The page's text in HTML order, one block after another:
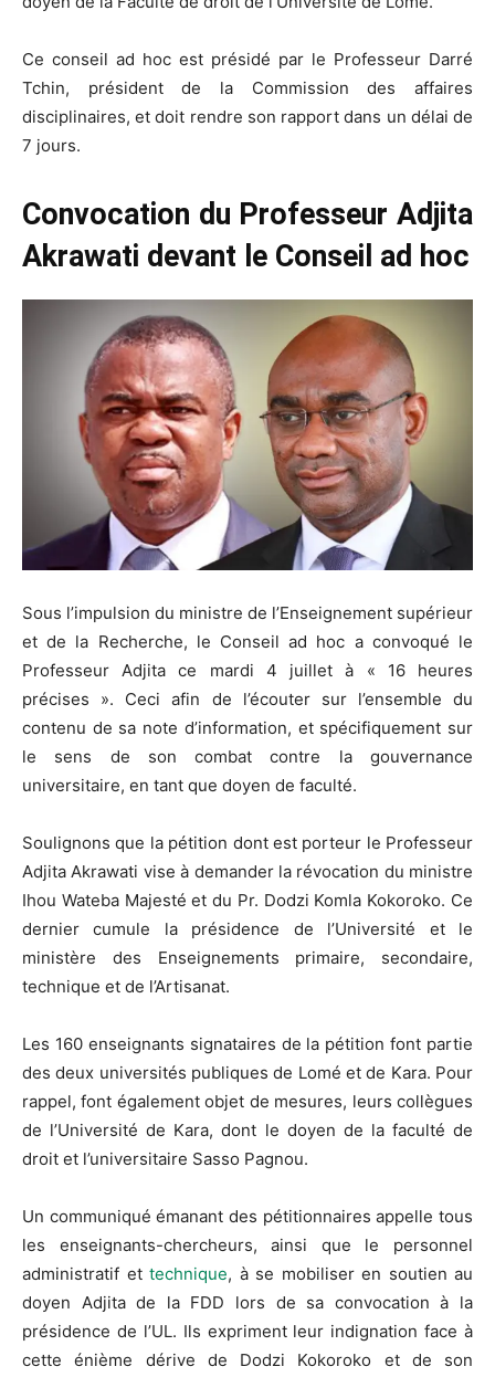
Ce conseil ad hoc est présidé par le Professeur Darré
Tchin, président de la Commission des affaires
disciplinaires, et doit rendre son rapport dans un délai de
7 jours.
Convocation du Professeur Adjita
Akrawati devant le Conseil ad hoc
Sous l’impulsion du ministre de l’Enseignement supérieur
et de la Recherche, le Conseil ad hoc a convoqué le
Professeur Adjita ce mardi 4 juillet à « 16 heures
précises ». Ceci afin de l’écouter sur l’ensemble du
contenu de sa note d’information, et spécifiquement sur
le sens de son combat contre la gouvernance
universitaire, en tant que doyen de faculté.
Soulignons que la pétition dont est porteur le Professeur
Adjita Akrawati vise à demander la révocation du ministre
Ihou Wateba Majesté et du Pr. Dodzi Komla Kokoroko. Ce
dernier cumule la présidence de l’Université et le
ministère des Enseignements primaire, secondaire,
technique et de l’Artisanat.
Les 160 enseignants signataires de la pétition font partie
des deux universités publiques de Lomé et de Kara. Pour
rappel, font également objet de mesures, leurs collègues
de l’Université de Kara, dont le doyen de la faculté de
droit et l’universitaire Sasso Pagnou.
Un communiqué émanant des pétitionnaires appelle tous
les enseignants-chercheurs, ainsi que le personnel
administratif et technique, à se mobiliser en soutien au
doyen Adjita de la FDD lors de sa convocation à la
présidence de l’UL. Ils expriment leur indignation face à
cette énième dérive de Dodzi Kokoroko et de son